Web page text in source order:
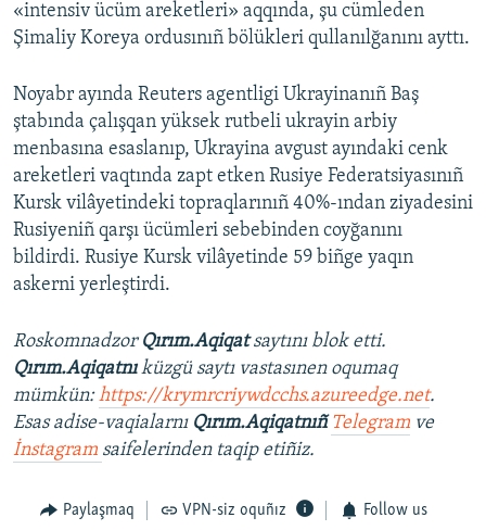
«intensiv ücüm areketleri» aqqında, şu cümleden
Şimaliy Koreya ordusınıñ bölükleri qullanılğanını ayttı.
Noyabr ayında Reuters agentligi Ukrayinanıñ Baş
ştabında çalışqan yüksek rutbeli ukrayin arbiy
menbasına esaslanıp, Ukrayina avgust ayındaki cenk
areketleri vaqtında zapt etken Rusiye Federatsiyasınıñ
Kursk vilâyetindeki topraqlarınıñ 40%-ından ziyadesini
Rusiyeniñ qarşı ücümleri sebebinden coyğanını
bildirdi. Rusiye Kursk vilâyetinde 59 biñge yaqın
askerni yerleştirdi.
Roskomnadzor Qırım.Aqiqatsaytını blok etti.
Qırım.Aqiqatnıküzgü saytı vastasınen oqumaq
mümkün:https://krymrcriywdcchs.azureedge.net.
Esas adise-vaqialarnı Qırım.Aqiqatnıñ Telegram ve
İnstagram saifelerinden taqip etiñiz.
Paylaşmaq VPN-siz oquñız Follow us